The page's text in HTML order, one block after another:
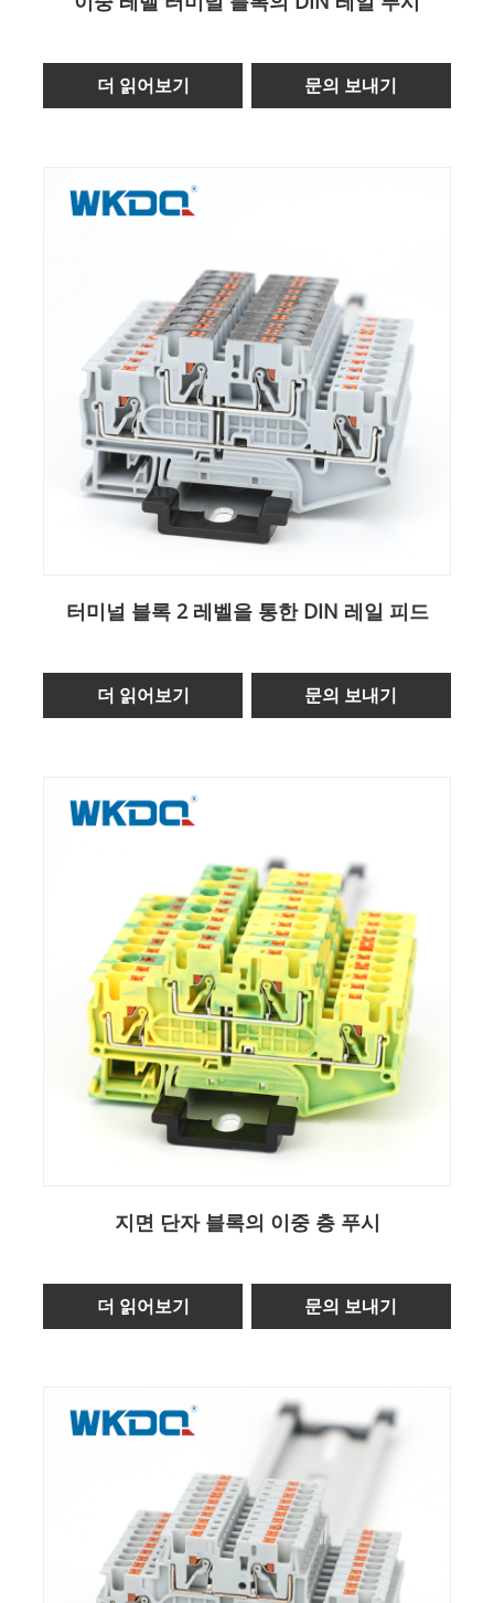
더 읽어보기 문의 보내기
터미널 블록 2 레벨을 통한 DIN 레일 피드
더 읽어보기 문의 보내기
지면 단자 블록의 이중 층 푸시
더 읽어보기 문의 보내기